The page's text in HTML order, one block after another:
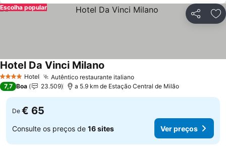
Partilhar
Escolha popular
4 EstrelasHotel Autêntico restaurante italianoVer preços
Hotel Da Vinci Milano
7,7 Boa 23.509 a 5.9 km de Estação Central de Milão
De € 65
Consulte os preços de 16 sites Ver preços